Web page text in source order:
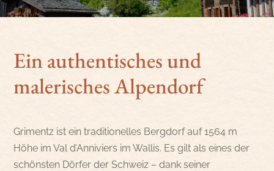
Ein authentisches und
malerisches Alpendorf
Grimentz ist ein traditionelles Bergdorf auf 1564 m
Höhe im Val d’Anniviers im Wallis. Es gilt als eines der
schönsten Dörfer der Schweiz – dank seiner